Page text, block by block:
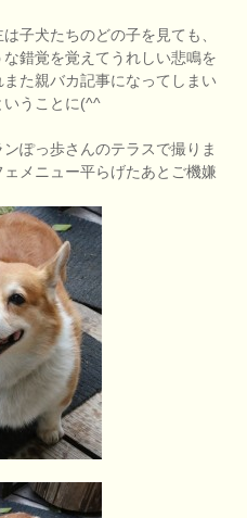
子犬たちのどの子を見ても、
錯覚を覚えてうれしい悲鳴を
た親バカ記事になってしまい
うことに(^^ゞ
ぽっ歩さんのテラスで撮りま
メニュー平らげたあとご機嫌